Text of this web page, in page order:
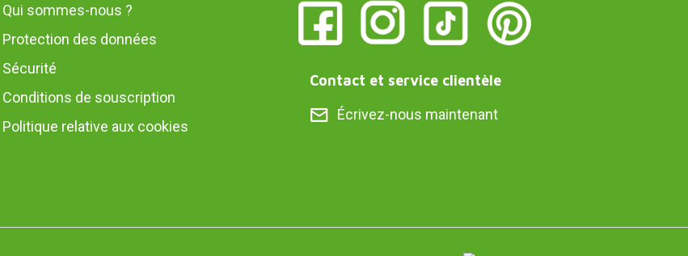
Qui sommes-nous ?
Protection des données
Sécurité
Conditions de souscription
Politique relative aux cookies
Contact et service clientèle
Écrivez-nous maintenant